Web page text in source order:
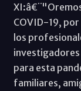
COVID-19,
los
investigadores
para esta
familiares,